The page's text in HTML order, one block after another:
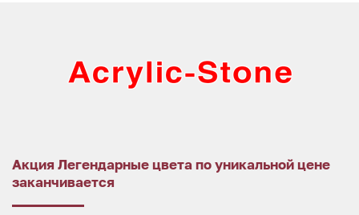
Акция Легендарные цвета по уникальной цене
заканчивается